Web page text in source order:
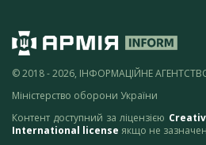
© 2018 - 2026, ІНФОРМАЦІЙНЕ
Міністерство оборони України
Контент доступний за ліцензією
International license якщо не